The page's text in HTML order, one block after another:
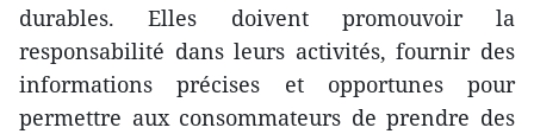
durables. Elles doivent promouvoir la
responsabilité dans leurs activités, fournir des
informations précises et opportunes pour
permettre aux consommateurs de prendre des